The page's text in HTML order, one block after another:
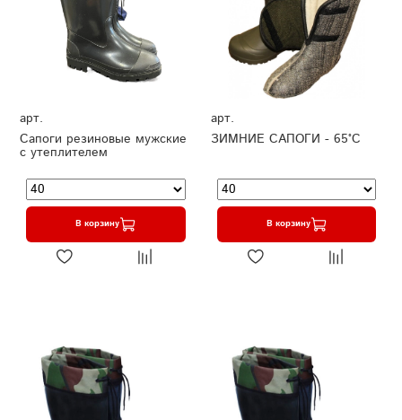
арт.
Сапоги резиновые мужские
с утеплителем
В корзину
арт.
ЗИМНИЕ САПОГИ - 65°C
В корзину